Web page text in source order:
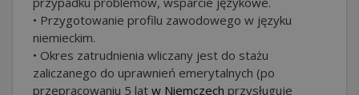
• Przygotowanie profilu zawodowego w języku
niemieckim.
• Okres zatrudnienia wliczany jest do stażu
zaliczanego do uprawnień emerytalnych (po
przepracowaniu 5 lat w Niemczech przysługuje